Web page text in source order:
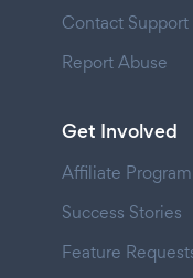
Contact Support
Report Abuse
Get Involved
Affiliate Program
Success Stories
Feature